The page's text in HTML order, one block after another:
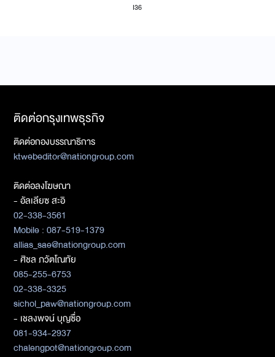
I36
ติดต่อกรุงเทพธุรกิจ
ติดต่อกองบรรณาธิการ
ktwebeditor@nationgroup.com
ติดต่อลงโฆษณา
- อัลเลียซ สะอิ
02-338-3561
Mobile : 087-519-1379
allias_sae@nationgroup.com
- ศิชล ภวัตโณทัย
085-255-6753
02-338-3325
sichol_paw@nationgroup.com
- เชลงพจน์ บุญซื่อ
081-934-2937
chalengpot@nationgroup.com